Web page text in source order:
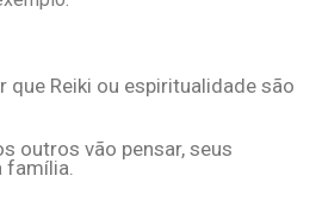
que Reiki ou espiritualidade são
outros vão pensar, seus
família.